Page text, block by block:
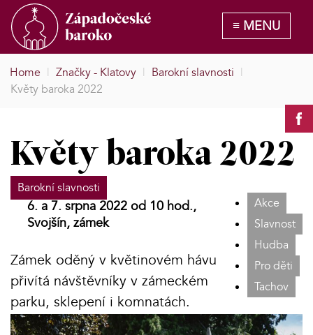
Home | Značky - Klatovy | Barokní slavnosti |
Květy baroka 2022
Květy baroka 2022
Barokní slavnosti
Akce
Slavnost
Hudba
Pro děti
Tachov
6. a 7. srpna 2022 od 10 hod.,
Svojšín, zámek
Zámek oděný v květinovém hávu
přivítá návštěvníky v zámeckém
parku, sklepení i komnatách.